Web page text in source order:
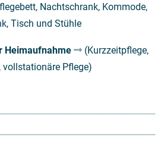
Nachtschrank, Kommode,
Tisch und Stühle
Heimaufnahme
(Kurzzeitpflege,
vollstationäre Pflege)